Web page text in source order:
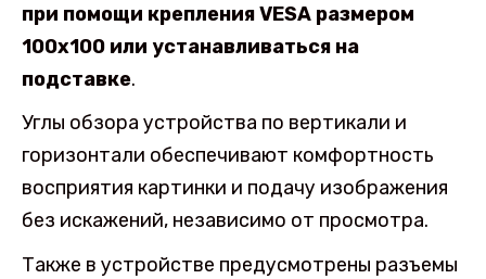
при помощи крепления VESA размером
100х100 или устанавливаться на
подставке.
Углы обзора устройства по вертикали и
горизонтали обеспечивают комфортность
восприятия картинки и подачу изображения
без искажений, независимо от просмотра.
Также в устройстве предусмотрены разъемы